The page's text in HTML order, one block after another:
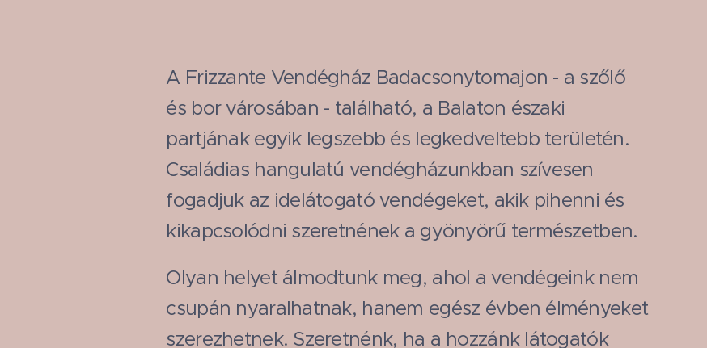
A Frizzante Vendégház Badacsonytomajon - a szőlő
és bor városában - található, a Balaton északi
partjának egyik legszebb és legkedveltebb területén.
Családias hangulatú vendégházunkban szívesen
fogadjuk az idelátogató vendégeket, akik pihenni és
kikapcsolódni szeretnének a gyönyörű természetben.
Olyan helyet álmodtunk meg, ahol a vendégeink nem
csupán nyaralhatnak, hanem egész évben élményeket
szerezhetnek. Szeretnénk, ha a hozzánk látogatók